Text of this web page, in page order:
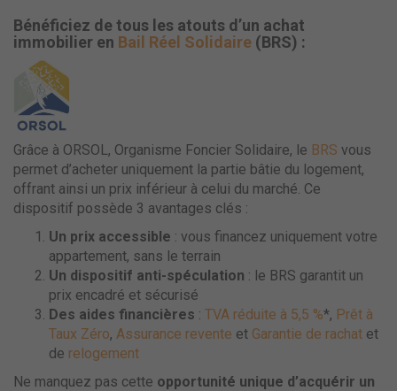
Bénéficiez de tous les atouts d’un achat
immobilier en Bail Réel Solidaire (BRS) :
Grâce à ORSOL, Organisme Foncier Solidaire, le BRS vous
permet d’acheter uniquement la partie bâtie du logement,
offrant ainsi un prix inférieur à celui du marché. Ce
dispositif possède 3 avantages clés :
Un prix accessible : vous financez uniquement votre
appartement, sans le terrain
Un dispositif anti-spéculation : le BRS garantit un
prix encadré et sécurisé
Des aides financières : TVA réduite à 5,5 %*, Prêt à
Taux Zéro, Assurance revente et Garantie de rachat et
de relogement
Ne manquez pas cette opportunité unique d’acquérir un